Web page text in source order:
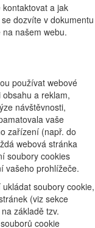
a jak
dozvíte v dokumentu
našem webu.
používat webové
a reklam,
návštěvnosti,
vaše
zařízení (např. do
webová stránka
soubory cookies
vašeho prohlížeče.
soubory cookie,
(viz sekce
základě tzv.
cookie